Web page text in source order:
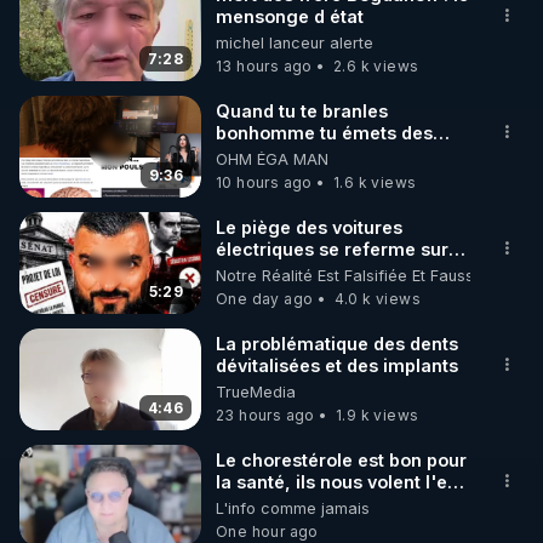
🌱 INSTAGRAM
https://www.instagram.com/rdlr_thierrycasasnovas/
http://rgnr.li/instagram
🌱 LA NEWSLETTER
Pour ne pas rater l’actualité RGNR (stages,
http://rgnr.li/news
🌱 VIDÉOS NON CENSURÉES SUR ODYSEE
Toutes les vidéos Youtube sont aussi sur la
http://rgnr.li/odysee
🌱 LES STAGES EN PRÉSENTIEL
http://rgnr.li/stages
7:28
mensonge d état
michel lanceur alerte
13 hours ago
2.6 k views
9:36
Quand tu te branles
bonhomme tu émets des
ondes ils ont juste omis de
t'expliquer
OHM ÉGA MAN
10 hours ago
1.6 k views
5:29
Le piège des voitures
électriques se referme sur
les usagers !
Notre Réalité Est Falsifiée Et Fausse
One day ago
4.0 k views
4:46
La problématique des dents
dévitalisées et des implants
TrueMedia
23 hours ago
1.9 k views
Le chorestérole est bon pour
la santé, ils nous volent l'eau
! 😒🤢😡
https://odysee.com/@anonyme:d3/
L'info comme jamais
One hour ago